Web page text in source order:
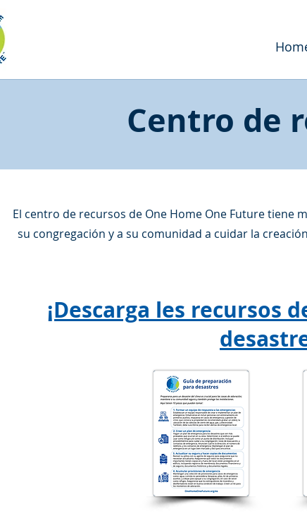
Centro de
El centro de recursos de One Home One Future tiene
su congregación y a su comunidad a cuidar la
¡Descarga les recursos